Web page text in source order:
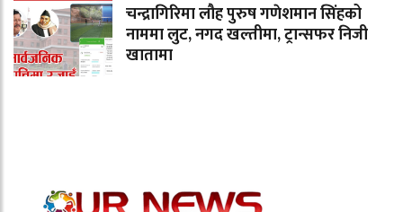
चन्द्रागिरिमा लौह पुरुष गणेशमान सिंहको
नाममा लुट, नगद खल्तीमा, ट्रान्सफर निजी
खातामा